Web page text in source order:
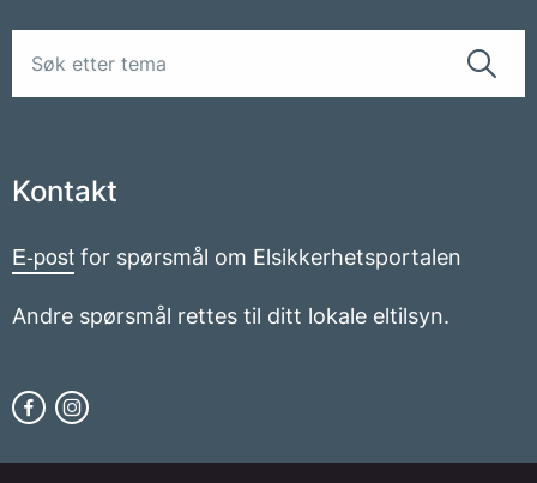
Kontakt
E-post for spørsmål om Elsikkerhetsportalen
Andre spørsmål rettes til ditt lokale eltilsyn.